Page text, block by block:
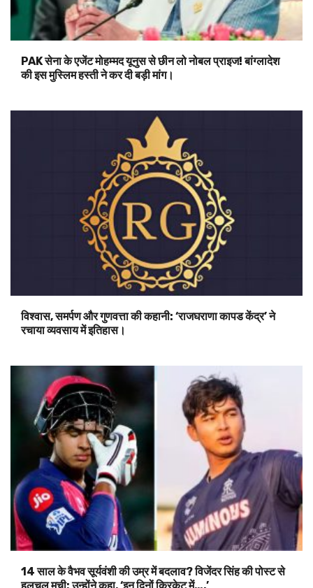
PAK सेना के एजेंट मोहम्मद यूनुस से छीन लो नोबल प्राइज! बांग्लादेश
की इस मुस्लिम हस्ती ने कर दी बड़ी मांग।
विश्वास, समर्पण और गुणवत्ता की कहानी: ‘राजघराणा कापड केंद्र’ ने
रचाया व्यवसाय में इतिहास।
14 साल के वैभव सूर्यवंशी की उम्र में बदलाव? विजेंदर सिंह की पोस्ट से